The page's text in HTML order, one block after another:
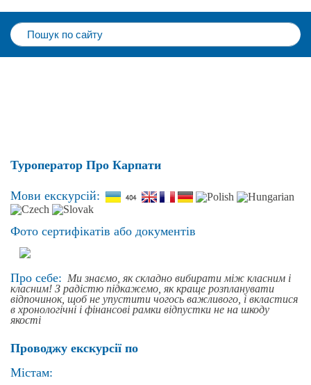
Туроператор Про Карпати
Мови екскурсій:
Фото сертифікатів або документів
Про себе: Ми знаємо, як складно вибирати між класним і
класним! З радістю підкажемо, як краще розпланувати
відпочинок, щоб не упустити чогось важливого, і вкластися
в хронологічні і фінансові рамки відпустки не на шкоду
якості
Проводжу екскурсії по
Містам: